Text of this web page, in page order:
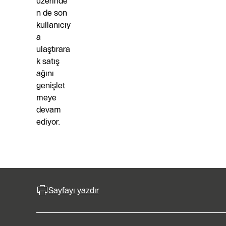
n de son
kullanıcıy
a
ulaştırara
k satış
ağını
genişlet
meye
devam
ediyor.
Sayfayı yazdır